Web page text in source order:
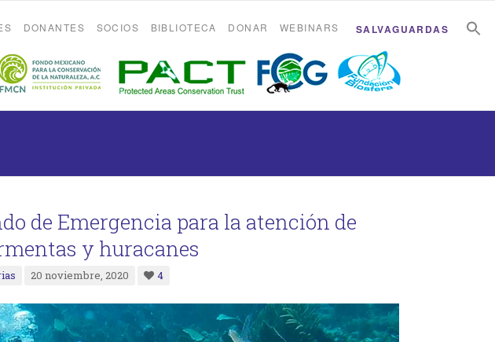
DONANTES SOCIOS BIBLIOTECA DONAR WEBINARS SALVAGUARDAS
de Emergencia para la atención de
y huracanes
20 noviembre, 2020 4